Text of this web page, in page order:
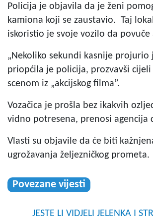
Policija je objavila da je ženi
kamiona koji se zaustavio. Taj
iskoristio je svoje vozilo da
„Nekoliko sekundi kasnije projurio
priopćila je policija, prozvavši cijeli
scenom iz „akcijskog filma”.
Vozačica je prošla bez ikakvih
vidno potresena, prenosi agencija
Vlasti su objavile da će biti
ugrožavanja željezničkog prometa.
Povezane vijesti
JESTE LI VIDJELI JELENKA I